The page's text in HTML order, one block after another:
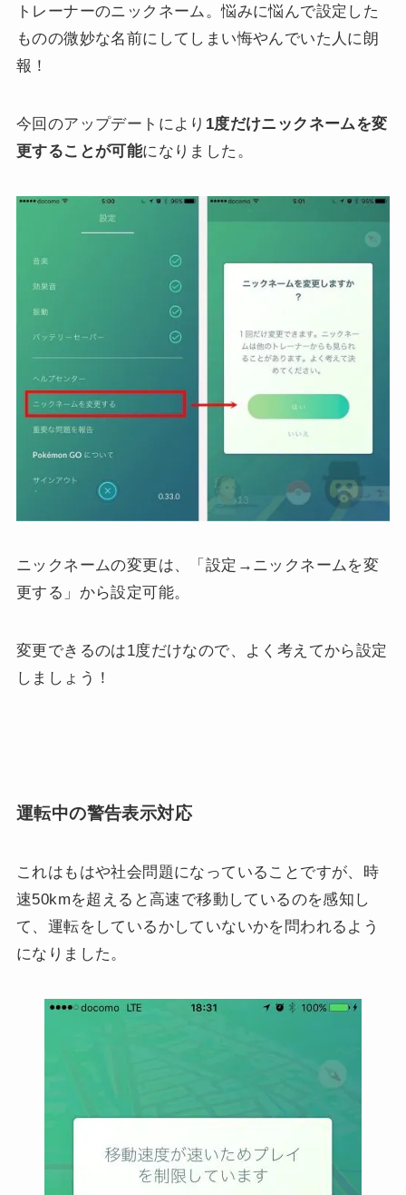
トレーナーのニックネーム。悩みに悩んで設定した
ものの微妙な名前にしてしまい悔やんでいた人に朗
報！
今回のアップデートにより 1度だけニックネームを変
更することが可能になりました。
ニックネームの変更は、「設定→ニックネームを変
更する」から設定可能。
変更できるのは1度だけなので、よく考えてから設定
しましょう！
運転中の警告表示対応
これはもはや社会問題になっていることですが、時
速50kmを超えると高速で移動しているのを感知し
て、運転をしているかしていないかを問われるよう
になりました。